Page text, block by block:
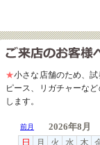
★小さな店舗のため、
ピース、リガチャーな
します。